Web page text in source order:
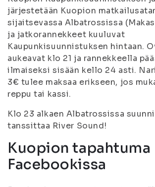
järjestetään Kuopion
sijaitsevassa Albatrossissa
ja jatkorannekkeet kuuluvat
Kaupunkisuunnistuksen hintaan.
aukeavat klo 21 ja rannekkeella
ilmaiseksi sisään kello 24 asti.
3€ tulee maksaa erikseen, jos
reppu tai kassi.
Klo 23 alkaen Albatrossissa
tanssittaa River Sound!
Kuopion tapahtuma
Facebookissa